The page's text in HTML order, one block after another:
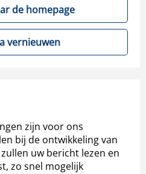
de homepage
vernieuwen
zijn voor ons
bij de ontwikkeling van
uw bericht lezen en
zo snel mogelijk